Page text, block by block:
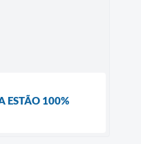
ESTÃO 100%